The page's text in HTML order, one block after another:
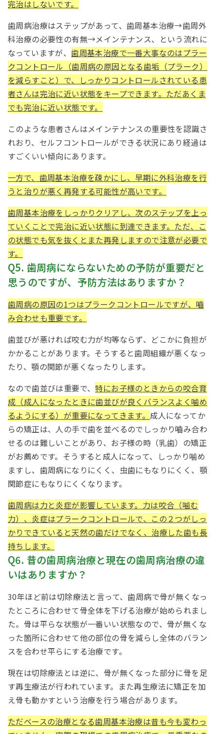
完治はしないです。
歯周病治療はステップがあって、歯周基本治療→歯周外
科治療の必要性の有無→メインテナンス、という流れに
なっていますが、歯周基本治療で一番大事なのはプラー
クコントロール（歯周病の原因となる歯垢（プラーク）
を減らすこと）で、しっかりコントロールされている患
者さんは完治に近い状態をキープできます。ただあくま
でも完治に近い状態です。
このような患者さんはメインテナンスの重要性を認識さ
れおり、セルフコントロールができる状況にあり経過は
すごくいい傾向にあります。
一方で、歯周基本治療を疎かにし、早期に外科治療を行
うと治りが悪く再発する可能性が高いです。
歯周基本治療をしっかりクリアし、次のステップを上っ
ていくことで完治に近い状態に到達できます。ただ、こ
の状態でも気を抜くとまた再発しますので注意が必要で
す。
Q5. 歯周病にならないための予防が重要だと
思うのですが、予防方法はありますか？
歯周病の原因の1つはプラークコントロールですが、嚙
み合わせも重要です。
歯並びが悪ければ咬む力が均等ならず、どこかに負担が
かかることがあります。そうすると歯周組織が悪くなっ
たり、顎の関節が悪くなったりします。
なので歯並びは重要で、 特にお子様のときからの咬合育
成（成人になったときに歯並びが良くバランスよく噛め
るようにする）が重要になってきます。 成人になってか
らの矯正は、人の手で歯を並べるのでしっかり嚙み合わ
せるのは難しいことがあり、お子様の時（乳歯）の矯正
がお薦めです。そうすると成人になって、しっかり噛め
ますし、歯周病になりにくく、虫歯にもなりにくく、顎
関節症にもなりにくくなります。
歯周病は力と炎症が影響しています。力は咬合（噛む
力）、炎症はプラークコントロールで、この２つがしっ
かりできていると天然の歯だけでなく、治療した歯も長
持ちします。
Q6. 昔の歯周病治療と現在の歯周病治療の違
いはありますか？
30年ほど前は切除療法と言って、歯周病で骨が無くなっ
たところに合わせて骨全体を下げる治療が始められまし
た。骨は平らな状態が一番いい状態なので、骨が無くな
った箇所に合わせて他の部位の骨を減らし全体のバラン
スを合わせ平らにする治療です。
現在は切除療法とは逆に、骨が無くなった部分に骨を足
す再生療法が行われています。また再生療法に矯正を加
え骨も動かすという治療を行う場合があります。
ただベースの治療となる歯周基本治療は昔も今も変わっ